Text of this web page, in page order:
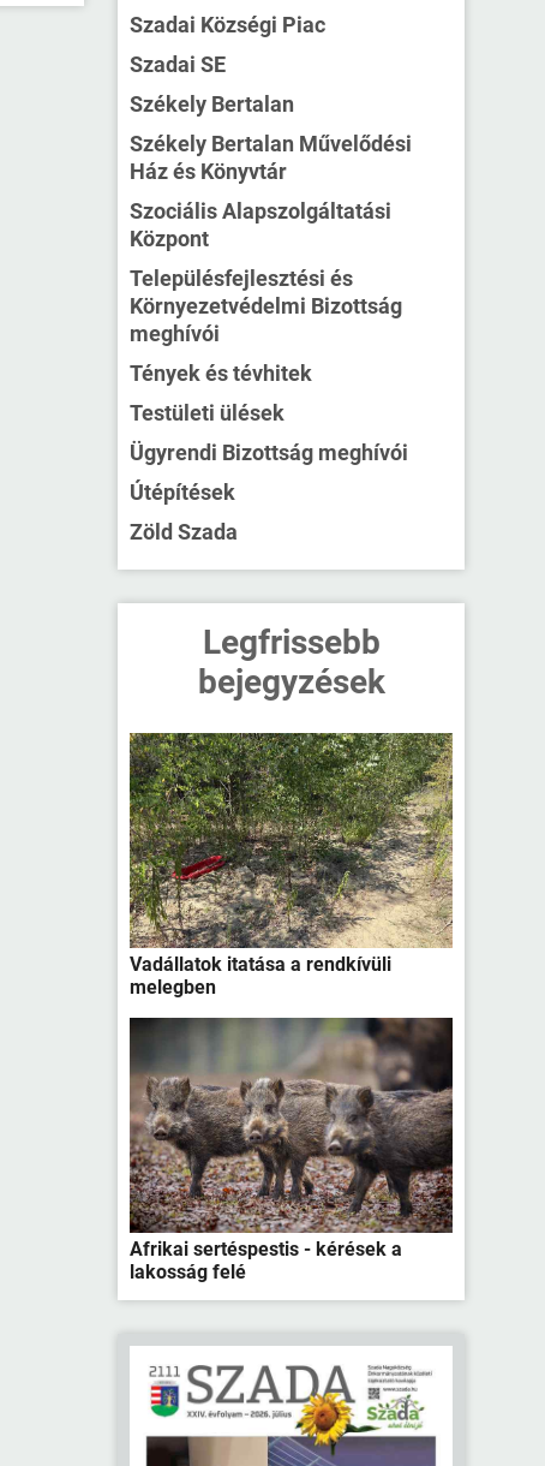
Szadai Községi Piac
Szadai SE
Székely Bertalan
Székely Bertalan Művelődési
Ház és Könyvtár
Szociális Alapszolgáltatási
Központ
Településfejlesztési és
Környezetvédelmi Bizottság
meghívói
Tények és tévhitek
Testületi ülések
Ügyrendi Bizottság meghívói
Útépítések
Zöld Szada
Legfrissebb
bejegyzések
Vadállatok itatása a rendkívüli
melegben
Afrikai sertéspestis - kérések a
lakosság felé